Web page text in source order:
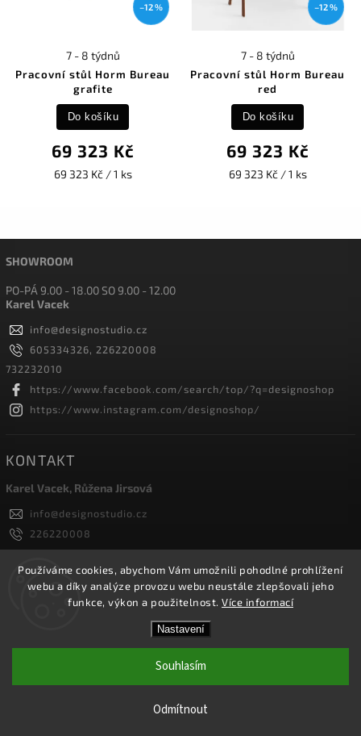
Používáme cookies, abychom Vám umožnili pohodlné prohlížení
webu a díky analýze provozu webu neustále zlepšovali jeho
funkce, výkon a použitelnost. Více informací
Nastavení
Odmítnout
Souhlasím
–12 %
Pracovní stůl Horm Bureau
grafite
7 - 8 týdnů
69 323 Kč
69 323 Kč / 1 ks
Do košíku
–12 %
Pracovní stůl Horm Bureau
red
7 - 8 týdnů
69 323 Kč
69 323 Kč / 1 ks
Do košíku
SHOWROOM
PO-PÁ 9.00 - 18.00 SO 9.00 - 12.00
Karel Vacek
info@designostudio.cz
605334326, 226220008
732232010
https://www.facebook.com/search/top/?q=designoshop
https://www.instagram.com/designoshop/
KONTAKT
Karel Vacek, Růžena Jirsová
info@designostudio.cz
226220008
605334326, 732232010
Designoshop
designoshop
Designoshop. Všechna práva vyhrazena.